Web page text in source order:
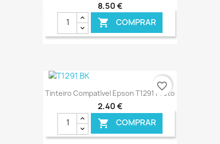
8,50 €
 COMPRAR
€ ONLINE
Tinteiro Compatível Epson T1291 Preto
2,40 €
 COMPRAR
favorite_border